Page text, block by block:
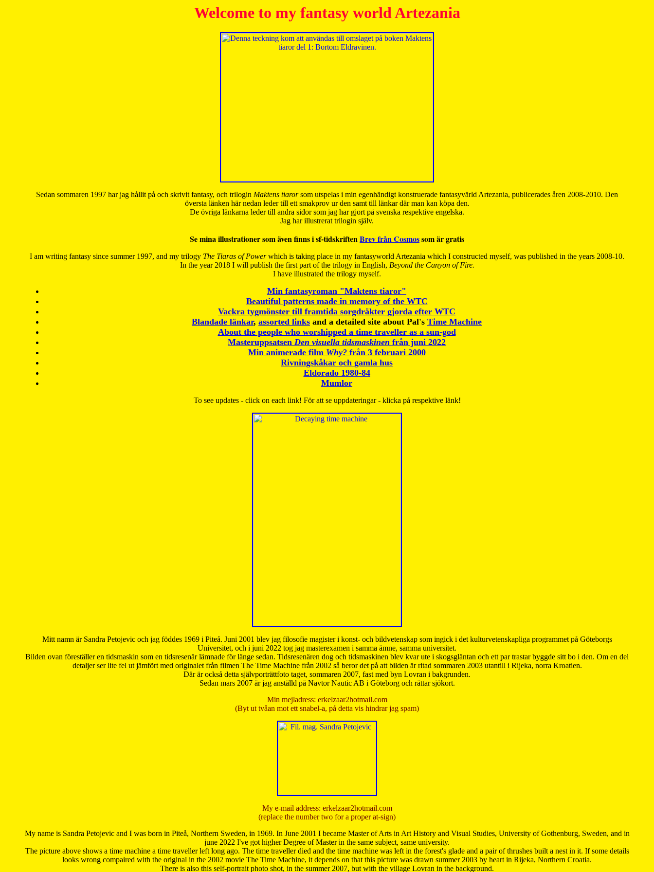
Welcome to my fantasy world Artezania
Sedan sommaren 1997 har jag hållit på och skrivit fantasy, och trilogin Maktens tiarorsom utspelas i min egenhändigt konstruerade fantasyvärld Artezania, publicerades åren 2008-2010. Den
översta länken här nedan leder till ett smakprov ur den samt till länkar där man kan köpa den.
De övriga länkarna leder till andra sidor som jag har gjort på svenska respektive engelska.
Jag har illustrerat trilogin själv.
Se mina illustrationer som även finns i sf-tidskriftenBrev från Cosmossom är gratis
I am writing fantasy since summer 1997, and my trilogy The Tiaras of Powerwhich is taking place in my fantasyworld Artezania which I constructed myself, was published in the years 2008-10.
In the year 2018 I will publish the first part of the trilogy in English, Beyond the Canyon of Fire.
I have illustrated the trilogy myself.
Min fantasyroman "Maktens tiaror"
Beautiful patterns made in memory of the WTC
Vackra tygmönster till framtida sorgdräkter gjorda efter WTC
Blandade länkar, assorted links and a detailed site about Pal's Time Machine
About the people who worshipped a time traveller as a sun-god
Masteruppsatsen Den visuella tidsmaskinen från juni 2022
Min animerade film Why?från 3 februari 2000
Rivningskåkar och gamla hus
Eldorado 1980-84
Mumlor
To see updates - click on each link! För att se uppdateringar - klicka på respektive länk!
Mitt namn är Sandra Petojevic och jag föddes 1969 i Piteå. Juni 2001 blev jag filosofie magister i konst- och bildvetenskap som ingick i det kulturvetenskapliga programmet på Göteborgs
Universitet, och i juni 2022 tog jag masterexamen i samma ämne, samma universitet.
Bilden ovan föreställer en tidsmaskin som en tidsresenär lämnade för länge sedan. Tidsresenären dog och tidsmaskinen blev kvar ute i skogsgläntan och ett par trastar byggde sitt bo i den. Om en del
detaljer ser lite fel ut jämfört med originalet från filmen The Time Machine från 2002 så beror det på att bilden är ritad sommaren 2003 utantill i Rijeka, norra Kroatien.
Där är också detta självporträttfoto taget, sommaren 2007, fast med byn Lovran i bakgrunden.
Sedan mars 2007 är jag anställd på Navtor Nautic AB i Göteborg och rättar sjökort.
Min mejladress: erkelzaar2hotmail.com
(Byt ut tvåan mot ett snabel-a, på detta vis hindrar jag spam)
My e-mail address: erkelzaar2hotmail.com
(replace the number two for a proper at-sign)
My name is Sandra Petojevic and I was born in Piteå, Northern Sweden, in 1969. In June 2001 I became Master of Arts in Art History and Visual Studies, University of Gothenburg, Sweden, and in
june 2022 I've got higher Degree of Master in the same subject, same university.
The picture above shows a time machine a time traveller left long ago. The time traveller died and the time machine was left in the forest's glade and a pair of thrushes built a nest in it. If some details
looks wrong compaired with the original in the 2002 movie The Time Machine, it depends on that this picture was drawn summer 2003 by heart in Rijeka, Northern Croatia.
There is also this self-portrait photo shot, in the summer 2007, but with the village Lovran in the background.